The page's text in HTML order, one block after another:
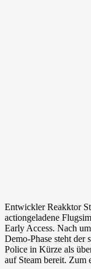
Entwickler Reakktor
actiongeladene
Early Access. Nach
Demo-Phase steht der
Police in Kürze als
auf Steam bereit. Zum